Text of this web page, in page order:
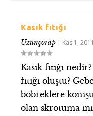
Kasık fıtığı
Uzunçorap | Kas 1, 2011
Kasık fıtığı
fıtığı oluştu?
böbreklere
olan skrotuma